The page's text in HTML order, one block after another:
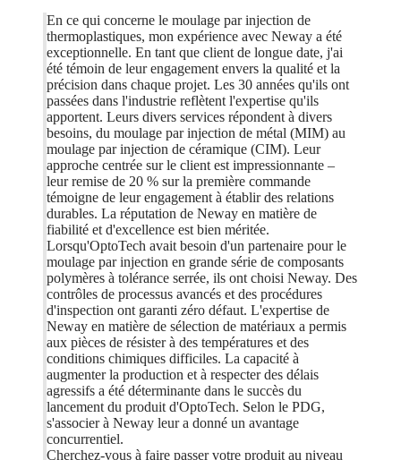
En ce qui concerne le moulage par injection de
thermoplastiques, mon expérience avec Neway a été
exceptionnelle. En tant que client de longue date, j'ai
été témoin de leur engagement envers la qualité et la
précision dans chaque projet. Les 30 années qu'ils ont
passées dans l'industrie reflètent l'expertise qu'ils
apportent. Leurs divers services répondent à divers
besoins, du moulage par injection de métal (MIM) au
moulage par injection de céramique (CIM). Leur
approche centrée sur le client est impressionnante –
leur remise de 20 % sur la première commande
témoigne de leur engagement à établir des relations
durables. La réputation de Neway en matière de
fiabilité et d'excellence est bien méritée.
Lorsqu'OptoTech avait besoin d'un partenaire pour le
moulage par injection en grande série de composants
polymères à tolérance serrée, ils ont choisi Neway. Des
contrôles de processus avancés et des procédures
d'inspection ont garanti zéro défaut. L'expertise de
Neway en matière de sélection de matériaux a permis
aux pièces de résister à des températures et des
conditions chimiques difficiles. La capacité à
augmenter la production et à respecter des délais
agressifs a été déterminante dans le succès du
lancement du produit d'OptoTech. Selon le PDG,
s'associer à Neway leur a donné un avantage
concurrentiel.
Cherchez-vous à faire passer votre produit au niveau